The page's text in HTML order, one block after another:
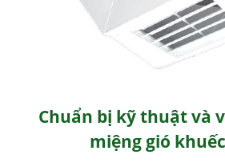
Chuẩn bị kỹ thuật và
miệng gió